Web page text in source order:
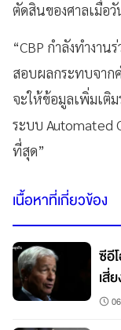
ตัดสินของศาลเมื่อ
“CBP กำลังทำงา
สอบผลกระทบจาก
จะให้ข้อมูลเพิ่มเติ
ระบบ Automated
ที่สุด”
เนื้อหาที่เกี่ยวข้อง
ซีอี
เสี่